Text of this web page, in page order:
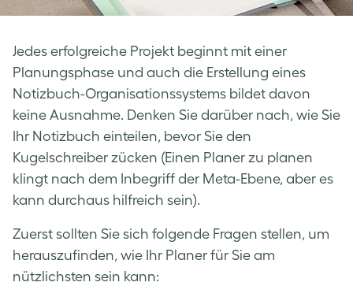
Jedes erfolgreiche Projekt beginnt mit einer
Planungsphase und auch die Erstellung eines
Notizbuch-Organisationssystems bildet davon
keine Ausnahme. Denken Sie darüber nach, wie Sie
Ihr Notizbuch einteilen, bevor Sie den
Kugelschreiber zücken (Einen Planer zu planen
klingt nach dem Inbegriff der Meta-Ebene, aber es
kann durchaus hilfreich sein).
Zuerst sollten Sie sich folgende Fragen stellen, um
herauszufinden, wie Ihr Planer für Sie am
nützlichsten sein kann: